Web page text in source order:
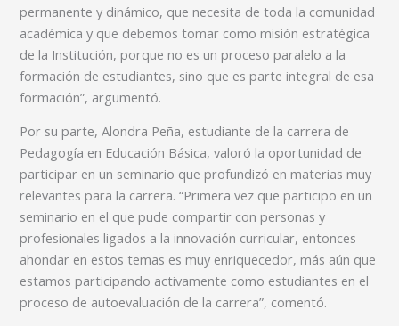
permanente y dinámico, que necesita de toda la comunidad
académica y que debemos tomar como misión estratégica
de la Institución, porque no es un proceso paralelo a la
formación de estudiantes, sino que es parte integral de esa
formación”, argumentó.
Por su parte, Alondra Peña, estudiante de la carrera de
Pedagogía en Educación Básica, valoró la oportunidad de
participar en un seminario que profundizó en materias muy
relevantes para la carrera. “Primera vez que participo en un
seminario en el que pude compartir con personas y
profesionales ligados a la innovación curricular, entonces
ahondar en estos temas es muy enriquecedor, más aún que
estamos participando activamente como estudiantes en el
proceso de autoevaluación de la carrera”, comentó.